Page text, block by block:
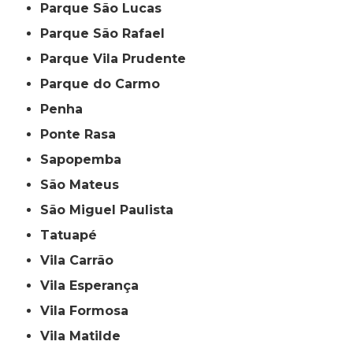
Parque São Lucas
Parque São Rafael
Parque Vila Prudente
Parque do Carmo
Penha
Ponte Rasa
Sapopemba
São Mateus
São Miguel Paulista
Tatuapé
Vila Carrão
Vila Esperança
Vila Formosa
Vila Matilde